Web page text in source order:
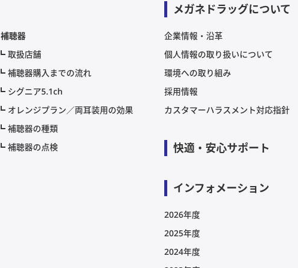
補聴器
取扱店舗
補聴器購入までの流れ
シグニア5.1ch
オレンジプラン／両耳装用の効果
補聴器の種類
補聴器の点検
メガネドラッグについて
企業情報・沿革
個人情報の取り扱いについて
環境への取り組み
採用情報
カスタマーハラスメント対応指針
快適・安心サポート
インフォメーション
2026年度
2025年度
2024年度